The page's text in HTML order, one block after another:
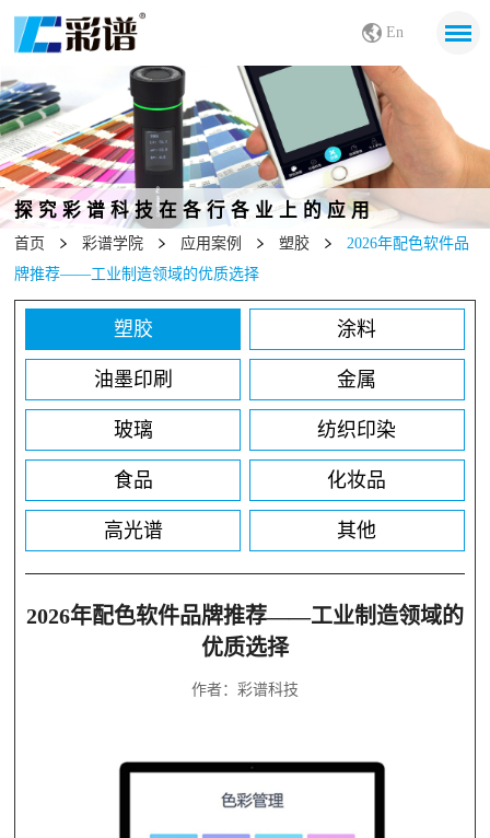
En
探究彩谱科技在各行各业上的应用
首页 彩谱学院 应用案例 塑胶
2026年配色软件品
牌推荐——工业制造领域的优质选择
塑胶 涂料
油墨印刷 金属
玻璃 纺织印染
食品 化妆品
高光谱 其他
2026年配色软件品牌推荐——工业制造领域的
优质选择
作者：彩谱科技